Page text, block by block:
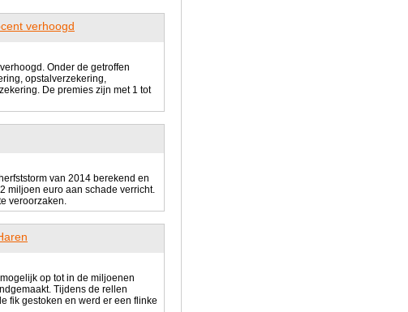
verhoogd
Onder de getroffen
opstalverzekering,
De premies zijn met 1 tot
van 2014 berekend en
miljoen euro aan schade verricht.
veroorzaken.
op tot in de miljoenen
Tijdens de rellen
fik gestoken en werd er een flinke